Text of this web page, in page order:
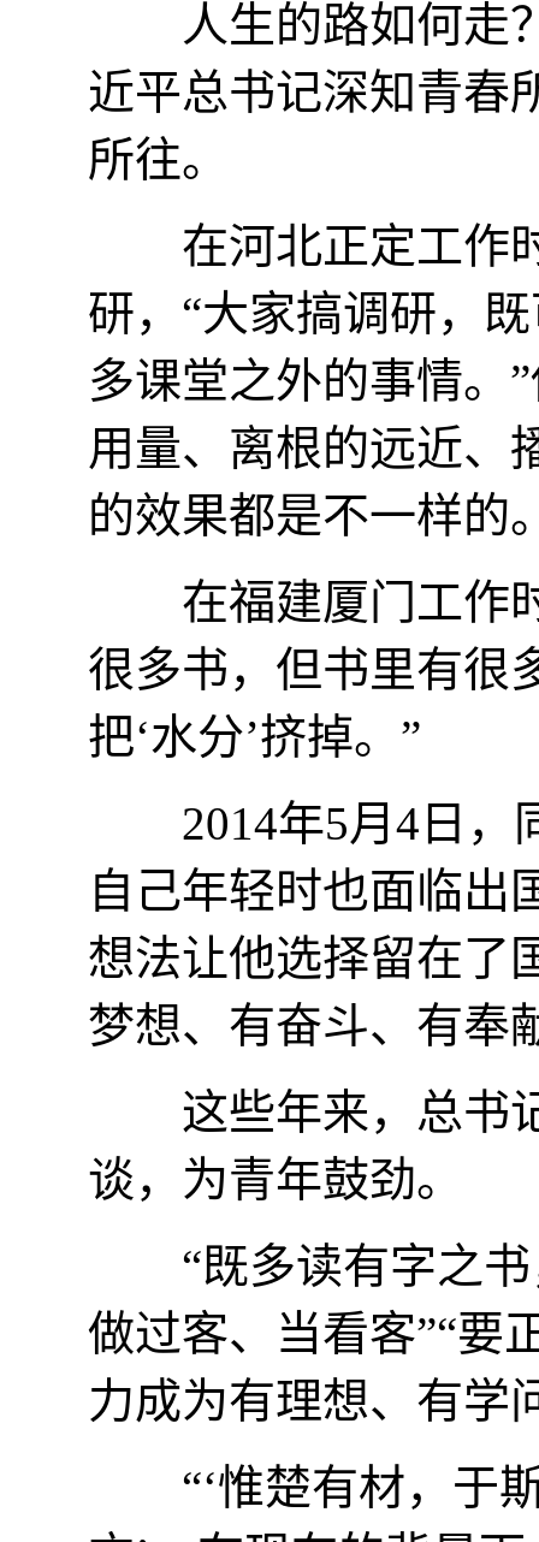
人生的路如何走？
近平总书记深知青春
所往。
在河北正定工作时
研，“大家搞调研，
多课堂之外的事情。
用量、离根的远近、
的效果都是不一样的
在福建厦门工作时
很多书，但书里有很
把‘水分’挤掉。”
2014年5月4日，
自己年轻时也面临出
想法让他选择留在了
梦想、有奋斗、有奉
这些年来，总书记
谈，为青年鼓劲。
“既多读有字之书
做过客、当看客”“要
力成为有理想、有
“‘惟楚有材，于斯